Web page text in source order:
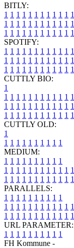
BITLY:
1 1 1 1 1 1 1 1 1 1 1 1
1 1 1 1 1 1 1 1 1 1 1 1
1 1 1 1 1 1 1 1 1 1 1 1
SPOTIFY:
1 1 1 1 1 1 1 1 1 1 1 1
1 1 1 1 1 1 1 1 1 1 1 1
1 1 1 1 1 1 1 1 1 1 1 1
CUTTLY BIO:
1
1 1 1 1 1 1 1 1 1 1 1 1
1 1 1 1 1 1 1 1 1 1 1 1
1 1 1 1 1 1 1 1 1 1 1 1
CUTTLY OLD:
1
1 1 1 1 1 1 1 1 1 1
MEDIUM:
1 1 1 1 1 1 1 1 1 1
1 1 1 1 1 1 1 1 1 1 1 1
1 1 1 1 1 1 1 1 1 1 1 1
PARALLELS:
1 1 1 1 1 1 1 1 1 1
1 1 1 1 1 1 1 1 1 1 1 1
1 1 1 1 1 1 1 1 1 1 1 1
URL PARAMETER:
1 1 1 1 1 1 1 1 1 1
FH Kommune -